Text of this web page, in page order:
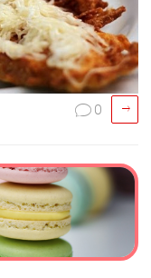
 0 